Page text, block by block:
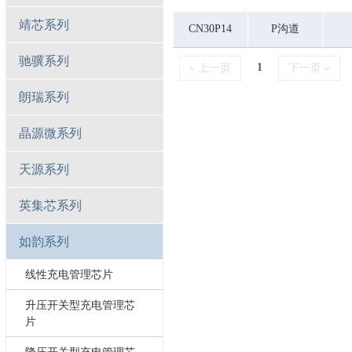
靖芯系列
驰骥系列
朗瑞系列
晶源微系列
天源系列
英集芯系列
如韵系列
线性充电管理芯片
升压开关型充电管理芯
片
CN30P14 P沟道
« 上一页 1 下一页 »